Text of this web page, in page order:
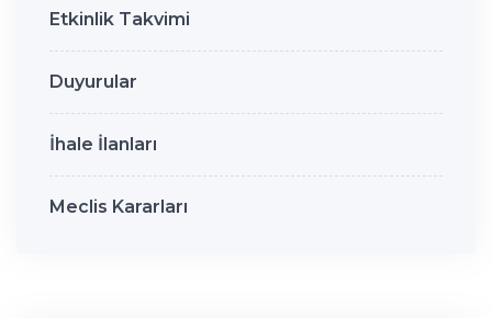
Etkinlik Takvimi
Duyurular
İhale İlanları
Meclis Kararları